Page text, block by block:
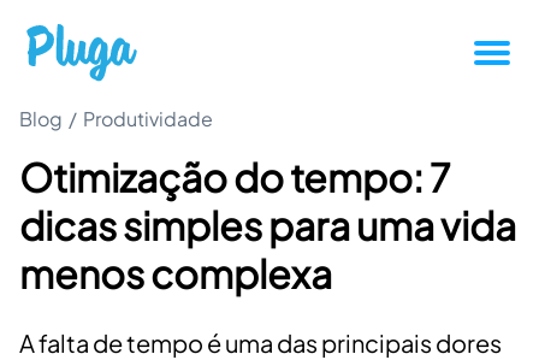
Produtividade
Novidades da Pluga
Casos de sucesso
Blog / Produtividade
Otimização do tempo: 7
dicas simples para uma vida
menos complexa
A falta de tempo é uma das principais dores